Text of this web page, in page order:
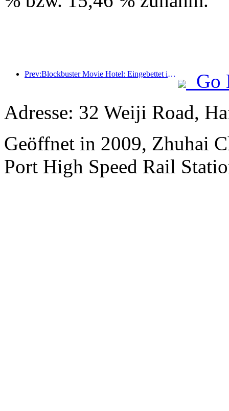
Prev:Blockbuster Movie Hotel: Eingebettet in eine Reise aus Licht und Schatten definiert Blockbuster Movie Hotel ein neues Reiseerlebnis
Go
Adresse: 32 Weiji Road,
Geöffnet in 2009, Zhuhai
Port High Speed Rail